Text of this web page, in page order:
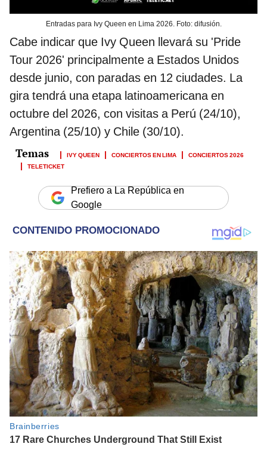
Entradas para Ivy Queen en Lima 2026. Foto: difusión.
Cabe indicar que Ivy Queen llevará su 'Pride
Tour 2026' principalmente a Estados Unidos
desde junio, con paradas en 12 ciudades. La
gira tendrá una etapa latinoamericana en
octubre del 2026, con visitas a Perú (24/10),
Argentina (25/10) y Chile (30/10).
IVY QUEEN CONCIERTOS EN LIMA
CONCIERTOS 2026
TELETICKET
Prefiero a La República en
Google